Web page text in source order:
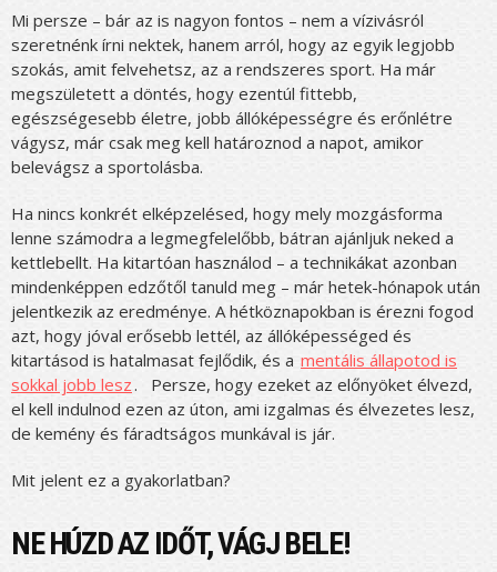
Mi persze – bár az is nagyon fontos – nem a vízivásról
szeretnénk írni nektek, hanem arról, hogy az egyik legjobb
szokás, amit felvehetsz, az a rendszeres sport. Ha már
megszületett a döntés, hogy ezentúl fittebb,
egészségesebb életre, jobb állóképességre és erőnlétre
vágysz, már csak meg kell határoznod a napot, amikor
belevágsz a sportolásba.
Ha nincs konkrét elképzelésed, hogy mely mozgásforma
lenne számodra a legmegfelelőbb, bátran ajánljuk neked a
kettlebellt. Ha kitartóan használod – a technikákat azonban
mindenképpen edzőtől tanuld meg – már hetek-hónapok után
jelentkezik az eredménye. A hétköznapokban is érezni fogod
azt, hogy jóval erősebb lettél, az állóképességed és
kitartásod is hatalmasat fejlődik, és a mentális állapotod is
sokkal jobb lesz . Persze, hogy ezeket az előnyöket élvezd,
el kell indulnod ezen az úton, ami izgalmas és élvezetes lesz,
de kemény és fáradtságos munkával is jár.
Mit jelent ez a gyakorlatban?
NE HÚZD AZ IDŐT, VÁGJ BELE!